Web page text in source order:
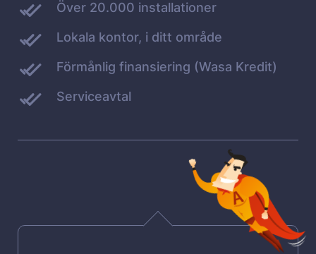
Över 20.000 installationer
Lokala kontor, i ditt område
Förmånlig finansiering (Wasa Kredit)
Serviceavtal